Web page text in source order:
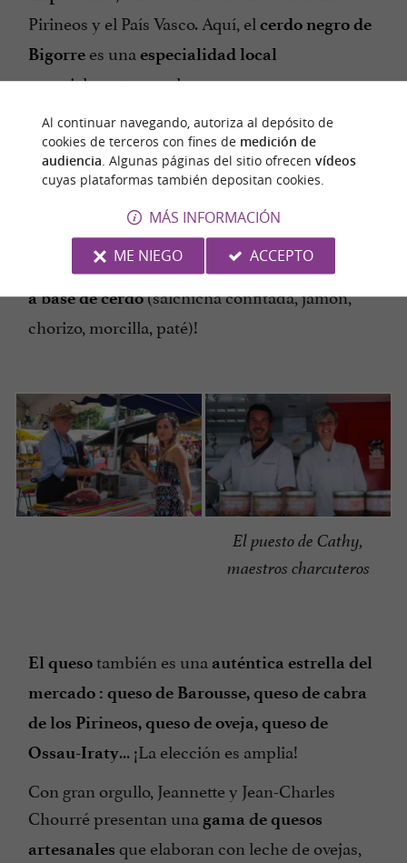
Pirineos y el País Vasco. Aquí, el cerdo negro de
Bigorre es una especialidad local
especialmente popular.
Diríjase al stand de Cathy y Francis, cuya
actividad principal es la charcutería,los
embutidosyla cocción tradicionalde carne
de cerdo criada en su granja: la Ferme de
l'Enclave. ¡La pareja lleva más de 30 años
ofreciendo una gama de deliciosos productos
a base de cerdo(salchicha confitada, jamón,
chorizo, morcilla, paté)!
El puesto de Cathy,
maestros charcuteros
El quesotambién es una auténtica estrella del
mercado : queso de Barousse, queso de cabra
de los Pirineos, queso de oveja, queso de
Ossau-Iraty... ¡La elección es amplia!
Con gran orgullo, Jeannette y Jean-Charles
Chourré presentan una gama de quesos
artesanales que elaboran con leche de ovejas,
Al continuar navegando, autoriza al depósito de
cookies de terceros con fines de medición de
audiencia . Algunas páginas del sitio ofrecen vídeos
cuyas plataformas también depositan cookies.
MÁS INFORMACIÓN
ME NIEGO
ACCEPTO